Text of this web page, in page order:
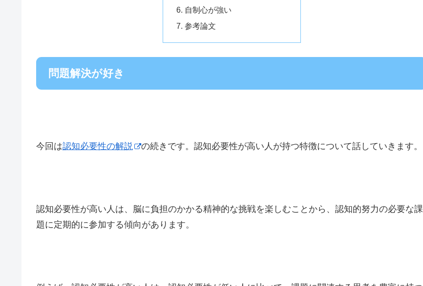
自制心が強い
参考論文
問題解決が好き
今回は認知必要性の解説 の続きです。認知必要性が高い人が持つ特徴について話していきます。
認知必要性が高い人は、脳に負担のかかる精神的な挑戦を楽しむことから、認知的努力の必要な課
題に定期的に参加する傾向があります。